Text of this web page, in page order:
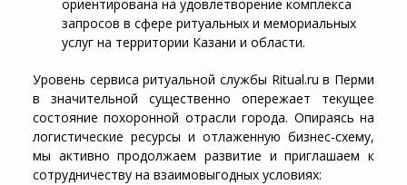
ориентирована на удовлетворение комплекса
запросов в сфере ритуальных и мемориальных
услуг на территории Казани и области.
Уровень сервиса ритуальной службы Ritual.ru в Перми
в значительной существенно опережает текущее
состояние похоронной отрасли города. Опираясь на
логистические ресурсы и отлаженную бизнес-схему,
мы активно продолжаем развитие и приглашаем к
сотрудничеству на взаимовыгодных условиях: